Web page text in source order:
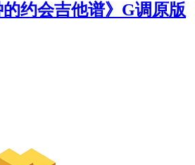
约会吉他谱》G调原版